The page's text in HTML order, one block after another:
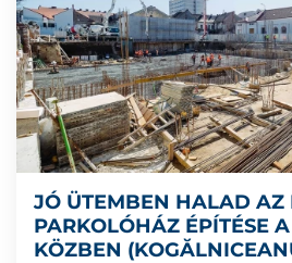
JÓ ÜTEMBEN HALAD AZ
PARKOLÓHÁZ ÉPÍTÉSE
KÖZBEN